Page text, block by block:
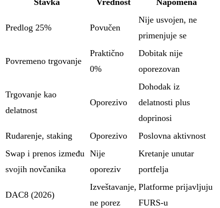
Predlog 25% Povučen
Nije usvojen, ne
primenjuje se
Povremeno trgovanje
Praktično
0%
Dobitak nije
oporezovan
Trgovanje kao
delatnost
Oporezivo
Dohodak iz
delatnosti plus
doprinosi
Rudarenje, staking
Oporezivo
Poslovna aktivnost
Swap i prenos između
svojih novčanika
Nije
oporeziv
Kretanje unutar
portfelja
DAC8 (2026)
Izveštavanje,
ne porez
Platforme prijavljuju
FURS-u